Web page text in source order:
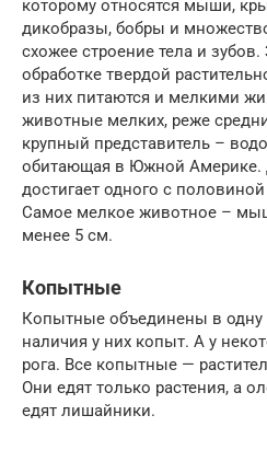
которому относятся мыши,
дикобразы, бобры и
схожее строение тела и
обработке твердой
из них питаются и мелкими
животные мелких, реже
крупный представитель –
обитающая в Южной Америке.
достигает одного с
Самое мелкое животное –
менее 5 см.
Копытные
Копытные объединены в одну
наличия у них копыт. А у
рога. Все копытные —
Они едят только растения, а
едят лишайники.